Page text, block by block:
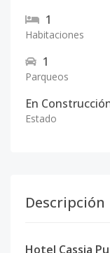
1
Habitaciones
1
Parqueos
En
Estado
Descripción
Hotel Cassia